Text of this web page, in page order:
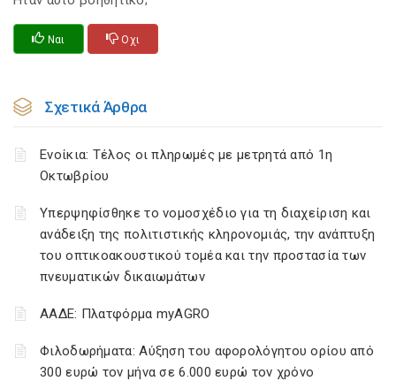
Ναι Οχι
Σχετικά Άρθρα
Ενοίκια: Τέλος οι πληρωμές με μετρητά από 1η
Οκτωβρίου
Υπερψηφίσθηκε το νομοσχέδιο για τη διαχείριση και
ανάδειξη της πολιτιστικής κληρονομιάς, την ανάπτυξη
του οπτικοακουστικού τομέα και την προστασία των
πνευματικών δικαιωμάτων
ΑΑΔΕ: Πλατφόρμα myAGRO
Φιλοδωρήματα: Αύξηση του αφορολόγητου ορίου από
300 ευρώ τον μήνα σε 6.000 ευρώ τον χρόνο